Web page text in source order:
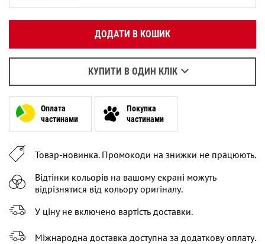
46
52
54
56
58 Залишилося2речі
60
ДОДАТИ В КОШИК
КУПИТИ В ОДИН КЛІК
Написати у WhatsApp
Оплата
частинами
Покупка
частинами
Товар-новинка. Промокоди на знижки не працюють.
Відтінки кольорів на вашому екрані можуть
відрізнятися від кольору оригіналу.
У ціну не включено вартість доставки.
Міжнародна доставка доступна за додаткову оплату.